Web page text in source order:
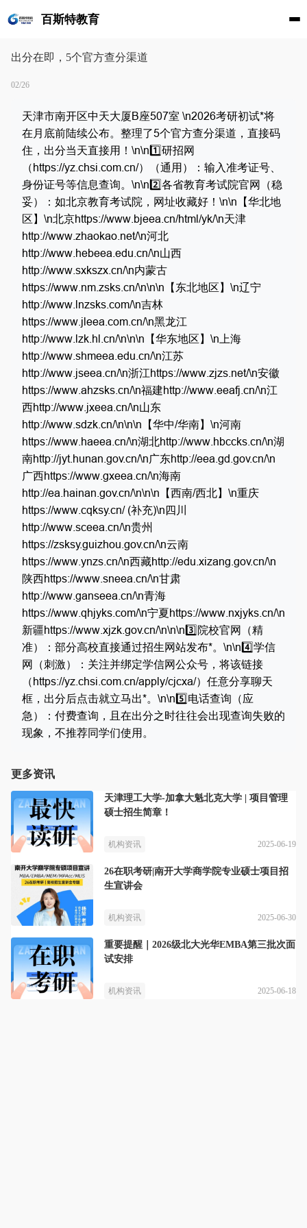
百斯特教育
出分在即，5个官方查分渠道
02/26
天津市南开区中天大厦B座507室 \n2026考研初试*将
在月底前陆续公布。整理了5个官方查分渠道，直接码
住，出分当天直接用！\n\n1️⃣研招网
（https://yz.chsi.com.cn/）（通用）：输入准考证号、
身份证号等信息查询。\n\n2️⃣各省教育考试院官网（稳
妥）：如北京教育考试院，网址收藏好！\n\n【华北地
区】\n北京https://www.bjeea.cn/html/yk/\n天津
http://www.zhaokao.net/\n河北
http://www.hebeea.edu.cn/\n山西
http://www.sxkszx.cn/\n内蒙古
https://www.nm.zsks.cn/\n\n\n【东北地区】\n辽宁
http://www.lnzsks.com/\n吉林
https://www.jleea.com.cn/\n黑龙江
http://www.lzk.hl.cn/\n\n\n【华东地区】\n上海
http://www.shmeea.edu.cn/\n江苏
http://www.jseea.cn/\n浙江https://www.zjzs.net/\n安徽
https://www.ahzsks.cn/\n福建http://www.eeafj.cn/\n江
西http://www.jxeea.cn/\n山东
http://www.sdzk.cn/\n\n\n【华中/华南】\n河南
https://www.haeea.cn/\n湖北http://www.hbccks.cn/\n湖
南http://jyt.hunan.gov.cn/\n广东http://eea.gd.gov.cn/\n
广西https://www.gxeea.cn/\n海南
http://ea.hainan.gov.cn/\n\n\n【西南/西北】\n重庆
https://www.cqksy.cn/ (补充)\n四川
http://www.sceea.cn/\n贵州
https://zsksy.guizhou.gov.cn/\n云南
https://www.ynzs.cn/\n西藏http://edu.xizang.gov.cn/\n
陕西https://www.sneea.cn/\n甘肃
http://www.ganseea.cn/\n青海
https://www.qhjyks.com/\n宁夏https://www.nxjyks.cn/\n
新疆https://www.xjzk.gov.cn/\n\n\n3️⃣院校官网（精
准）：部分高校直接通过招生网站发布*。\n\n4️⃣学信
网（刺激）：关注并绑定学信网公众号，将该链接
（https://yz.chsi.com.cn/apply/cjcxa/）任意分享聊天
框，出分后点击就立马出*。\n\n5️⃣电话查询（应
急）：付费查询，且在出分之时往往会出现查询失败的
现象，不推荐同学们使用。
更多资讯
天津理工大学-加拿大魁北克大学 | 项目管理
硕士招生简章！
机构资讯 2025-06-19
26在职考研|南开大学商学院专业硕士项目招
生宣讲会
机构资讯 2025-06-30
重要提醒｜2026级北大光华EMBA第三批次面
试安排
机构资讯 2025-06-18